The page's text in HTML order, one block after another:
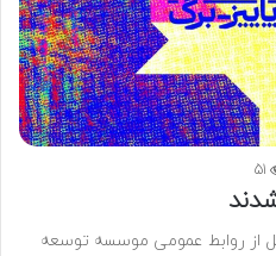
51
از روابط عمومی موسسه توسعه